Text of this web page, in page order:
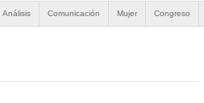
Análisis Comunicación Mujer Congreso